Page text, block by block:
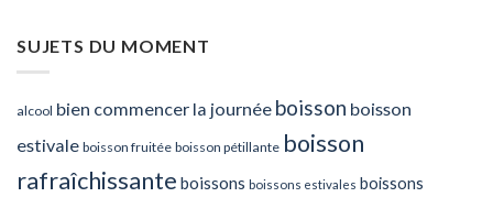
SUJETS DU MOMENT
alcool bien commencer la journée boisson boisson
estivale boisson fruitée boisson pétillante boisson
rafraîchissante boissons boissons estivales boissons